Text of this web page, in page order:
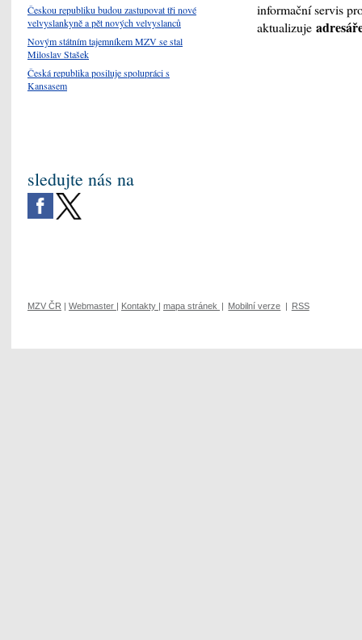
informační servis
aktualizuje
Českou republiku budou zastupovat tři nové
velvyslankyně a pět nových velvyslanců
Novým státním tajemníkem MZV se stal
Miloslav Stašek
Česká republika posiluje spolupráci s
Kansasem
sledujte nás na
MZV ČR Webmaster Kontakty mapa stránek Mobilní verze RSS